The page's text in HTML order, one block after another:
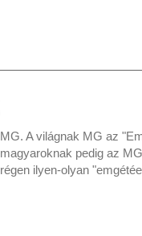
MG. A világnak MG az
magyaroknak pedig az
régen ilyen-olyan